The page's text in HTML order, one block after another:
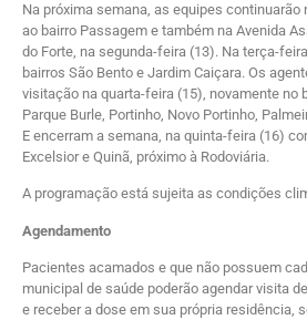
Na próxima semana, as equipes continuarão
ao bairro Passagem e também na Avenida
do Forte, na segunda-feira (13). Na terça-
bairros São Bento e Jardim Caiçara. Os
visitação na quarta-feira (15), novamente no
Parque Burle, Portinho, Novo Portinho,
E encerram a semana, na quinta-feira (16)
Excelsior e Quinã, próximo à Rodoviária.
A programação está sujeita as condições
Agendamento
Pacientes acamados e que não possuem
municipal de saúde poderão agendar visita
e receber a dose em sua própria residência,